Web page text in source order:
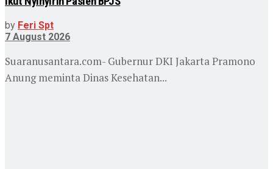
by Feri Spt
7 August 2026
Suaranusantara.com- Gubernur DKI Jakarta Pramono
Anung meminta Dinas Kesehatan...